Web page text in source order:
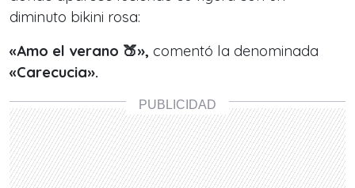
diminuto bikini rosa:
«Amo el verano 🍑», comentó la denominada
«Carecucia».